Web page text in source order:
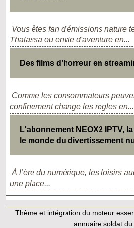
Vous êtes fan d'émissions nature
Thalassa ou envie d'aventure en...
Des films d’horreur en
Comme les consommateurs
confinement change les règles en...
L'abonnement NEOX2 IPTV,
le monde du divertissement
À l’ère du numérique, les loisirs
une place...
Thème et intégration du moteur
annuaire soldat du